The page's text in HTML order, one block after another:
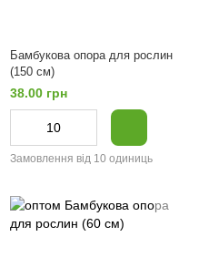
Бамбукова опора для рослин
(150 см)
38.00 грн
Замовлення від 10 одиниць